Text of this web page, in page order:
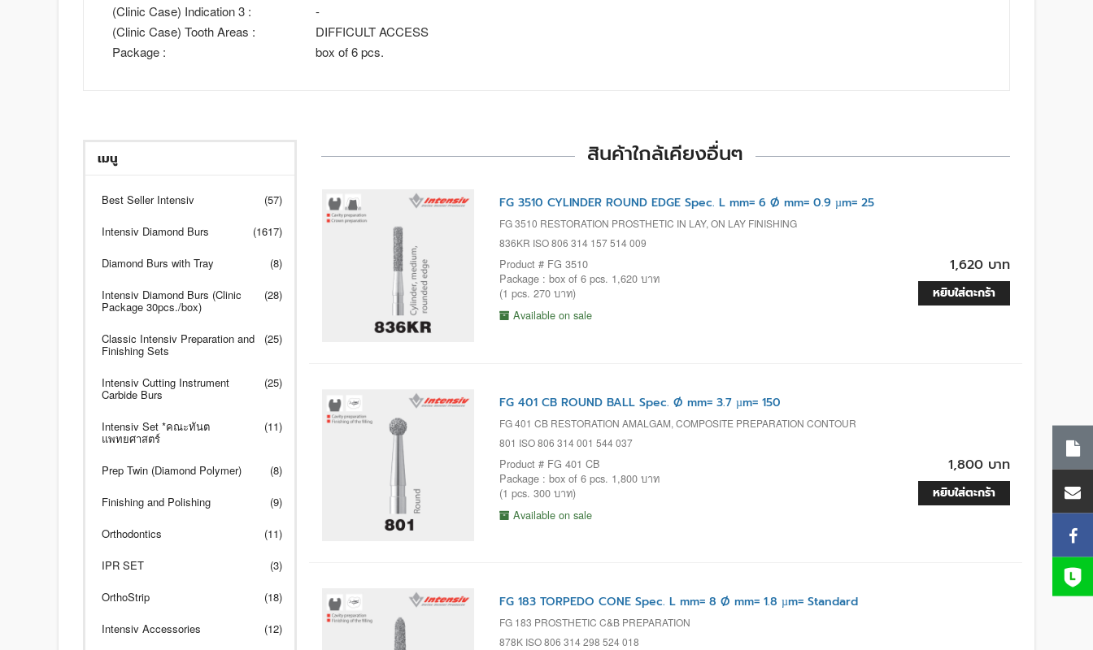
(Clinic Case) Indication 3 :
-
(Clinic Case) Tooth Areas :
DIFFICULT ACCESS
Package :
box of 6 pcs.
เมนู
Best Seller Intensiv (57)
Intensiv Diamond Burs (1617)
Diamond Burs with Tray (8)
Intensiv Diamond Burs (Clinic
Package 30pcs./box)
(28)
Classic Intensiv Preparation and
Finishing Sets
(25)
Intensiv Cutting Instrument
Carbide Burs
(25)
Intensiv Set *คณะทันต
แพทยศาสตร์
(11)
Prep Twin (Diamond Polymer) (8)
Finishing and Polishing (9)
Orthodontics (11)
IPR SET (3)
OrthoStrip (18)
Intensiv Accessories (12)
สินค้าใกล้เคียงอื่นๆ
FG 3510 CYLINDER ROUND EDGE Spec. L mm= 6 Ø mm= 0.9 µm= 25
FG 3510 RESTORATION PROSTHETIC IN LAY, ON LAY FINISHING
836KR ISO 806 314 157 514 009
Product # FG 3510
Package : box of 6 pcs. 1,620 บาท
(1 pcs. 270 บาท)
Available on sale
1,620 บาท
หยิบใส่ตะกร้า
FG 401 CB ROUND BALL Spec. Ø mm= 3.7 µm= 150
FG 401 CB RESTORATION AMALGAM, COMPOSITE PREPARATION CONTOUR
801 ISO 806 314 001 544 037
Product # FG 401 CB
Package : box of 6 pcs. 1,800 บาท
(1 pcs. 300 บาท)
Available on sale
1,800 บาท
หยิบใส่ตะกร้า
FG 183 TORPEDO CONE Spec. L mm= 8 Ø mm= 1.8 µm= Standard
FG 183 PROSTHETIC C&B PREPARATION
878K ISO 806 314 298 524 018